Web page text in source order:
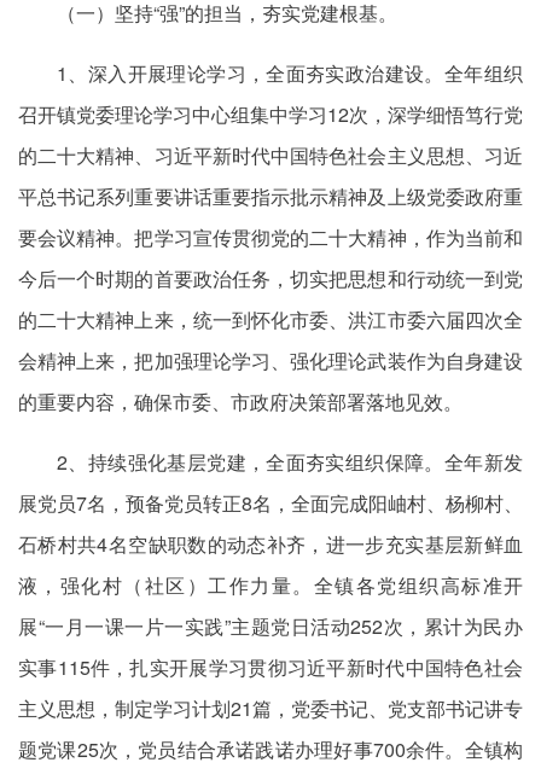
（一）坚持“强”的担当，夯实党建根基。
1、深入开展理论学习，全面夯实政治建设。全年组织
召开镇党委理论学习中心组集中学习12次，深学细悟笃行党
的二十大精神、习近平新时代中国特色社会主义思想、习近
平总书记系列重要讲话重要指示批示精神及上级党委政府重
要会议精神。把学习宣传贯彻党的二十大精神，作为当前和
今后一个时期的首要政治任务，切实把思想和行动统一到党
的二十大精神上来，统一到怀化市委、洪江市委六届四次全
会精神上来，把加强理论学习、强化理论武装作为自身建设
的重要内容，确保市委、市政府决策部署落地见效。
2、持续强化基层党建，全面夯实组织保障。全年新发
展党员7名，预备党员转正8名，全面完成阳岫村、杨柳村、
石桥村共4名空缺职数的动态补齐，进一步充实基层新鲜血
液，强化村（社区）工作力量。全镇各党组织高标准开
展“一月一课一片一实践”主题党日活动252次，累计为民办
实事115件，扎实开展学习贯彻习近平新时代中国特色社会
主义思想，制定学习计划21篇，党委书记、党支部书记讲专
题党课25次，党员结合承诺践诺办理好事700余件。全镇构